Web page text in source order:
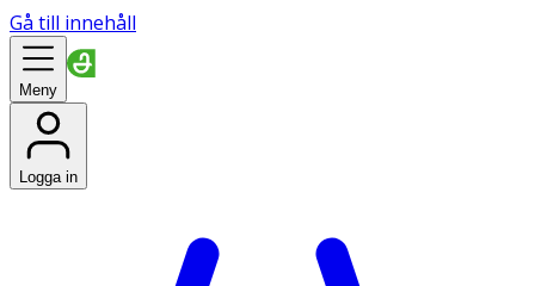
Gå till innehåll
Meny
Logga in